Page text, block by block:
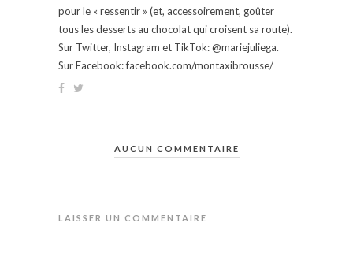
pour le « ressentir » (et, accessoirement, goûter
tous les desserts au chocolat qui croisent sa route).
Sur Twitter, Instagram et TikTok: @mariejuliega.
Sur Facebook: facebook.com/montaxibrousse/
AUCUN COMMENTAIRE
LAISSER UN COMMENTAIRE